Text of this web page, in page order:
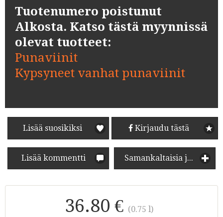
Tuotenumero poistunut
Alkosta. Katso tästä myynnissä
olevat tuotteet:
Punaviinit
Kypsyneet vanhat punaviinit
Lisää suosikiksi Kirjaudu tästä
Lisää kommentti Samankaltaisia juomia
36.80 € (0.75 l)